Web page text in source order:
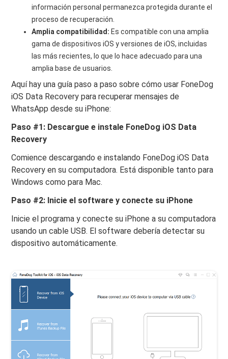
información personal permanezca protegida durante el
proceso de recuperación.
Amplia compatibilidad: Es compatible con una amplia
gama de dispositivos iOS y versiones de iOS, incluidas
las más recientes, lo que lo hace adecuado para una
amplia base de usuarios.
Aquí hay una guía paso a paso sobre cómo usar FoneDog
iOS Data Recovery para recuperar mensajes de
WhatsApp desde su iPhone:
Paso #1: Descargue e instale FoneDog iOS Data
Recovery
Comience descargando e instalando FoneDog iOS Data
Recovery en su computadora. Está disponible tanto para
Windows como para Mac.
Paso #2: Inicie el software y conecte su iPhone
Inicie el programa y conecte su iPhone a su computadora
usando un cable USB. El software debería detectar su
dispositivo automáticamente.